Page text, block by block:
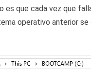
es que cada vez que
operativo anterior se